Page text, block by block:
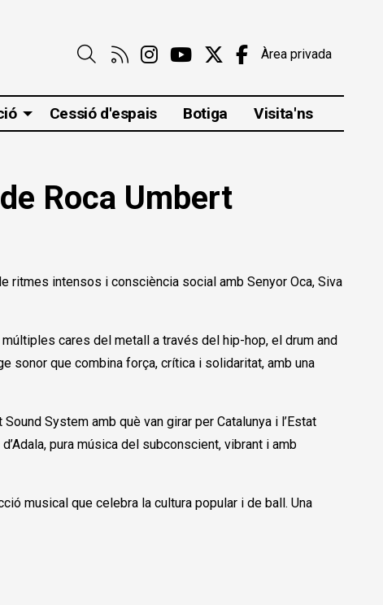
Àrea privada
Link a rss
Link a instagram
Link a youtube
Link a twitter
Link a
Cessió d'espais Botiga Visita'ns
Roca Umbert
ritmes intensos i consciència social amb Senyor Oca, Siva
cares del metall a través del hip-hop, el drum and
sonor que combina força, crítica i solidaritat, amb una
System amb què van girar per Catalunya i l’Estat
pura música del subconscient, vibrant i amb
musical que celebra la cultura popular i de ball. Una